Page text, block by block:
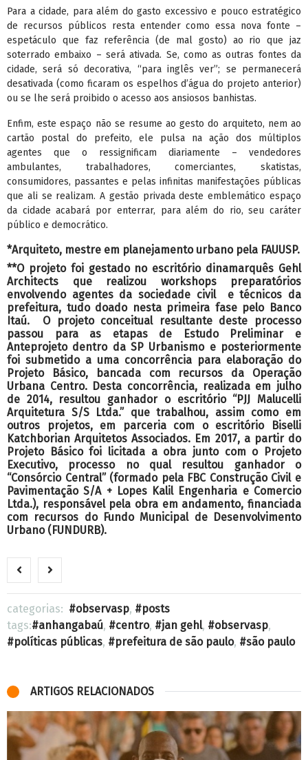
Para a cidade, para além do gasto excessivo e pouco estratégico
de recursos públicos resta entender como essa nova fonte –
espetáculo que faz referência (de mal gosto) ao rio que jaz
soterrado embaixo – será ativada. Se, como as outras fontes da
cidade, será só decorativa, “para inglês ver”; se permanecerá
desativada (como ficaram os espelhos d’água do projeto anterior)
ou se lhe será proibido o acesso aos ansiosos banhistas.
Enfim, este espaço não se resume ao gesto do arquiteto, nem ao
cartão postal do prefeito, ele pulsa na ação dos múltiplos
agentes que o ressignificam diariamente – vendedores
ambulantes, trabalhadores, comerciantes, skatistas,
consumidores, passantes e pelas infinitas manifestações públicas
que ali se realizam. A gestão privada deste emblemático espaço
da cidade acabará por enterrar, para além do rio, seu caráter
público e democrático.
*Arquiteto, mestre em planejamento urbano pela FAUUSP.
**O projeto foi gestado no escritório dinamarquês Gehl
Architects que realizou workshops preparatórios
envolvendo agentes da sociedade civil e técnicos da
prefeitura, tudo doado nesta primeira fase pelo Banco
Itaú. O projeto conceitual resultante deste processo
passou para as etapas de Estudo Preliminar e
Anteprojeto dentro da SP Urbanismo e posteriormente
foi submetido a uma concorrência para elaboração do
Projeto Básico, bancada com recursos da Operação
Urbana Centro. Desta concorrência, realizada em julho
de 2014, resultou ganhador o escritório “PJJ Malucelli
Arquitetura S/S Ltda.” que trabalhou, assim como em
outros projetos, em parceria com o escritório Biselli
Katchborian Arquitetos Associados. Em 2017, a partir do
Projeto Básico foi licitada a obra junto com o Projeto
Executivo, processo no qual resultou ganhador o
“Consórcio Central” (formado pela FBC Construção Civil e
Pavimentação S/A + Lopes Kalil Engenharia e Comercio
Ltda.), responsável pela obra em andamento, financiada
com recursos do Fundo Municipal de Desenvolvimento
Urbano (FUNDURB).
categorias: observasp,
posts
tags:
anhangabaú, centro, jan gehl, observasp,
políticas públicas, prefeitura de são paulo, são paulo
ARTIGOS RELACIONADOS